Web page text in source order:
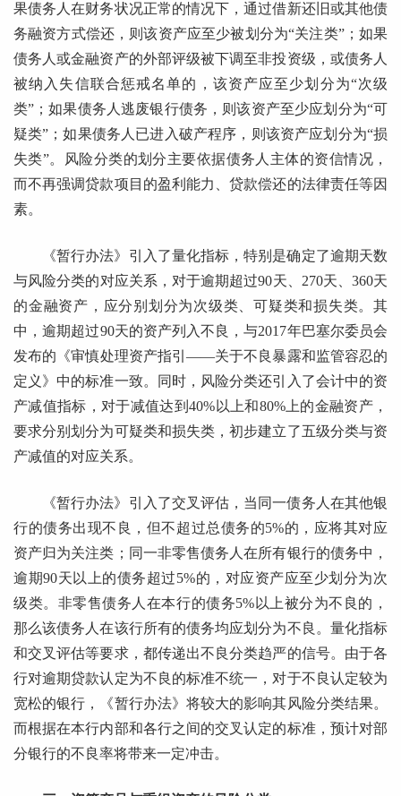
果债务人在财务状况正常的情况下，通过借新还旧或其他债
务融资方式偿还，则该资产应至少被划分为“关注类”；如果
债务人或金融资产的外部评级被下调至非投资级，或债务人
被纳入失信联合惩戒名单的，该资产应至少划分为“次级
类”；如果债务人逃废银行债务，则该资产至少应划分为“可
疑类”；如果债务人已进入破产程序，则该资产应划分为“损
失类”。风险分类的划分主要依据债务人主体的资信情况，
而不再强调贷款项目的盈利能力、贷款偿还的法律责任等因
素。
《暂行办法》引入了量化指标，特别是确定了逾期天数
与风险分类的对应关系，对于逾期超过90天、270天、360天
的金融资产，应分别划分为次级类、可疑类和损失类。其
中，逾期超过90天的资产列入不良，与2017年巴塞尔委员会
发布的《审慎处理资产指引——关于不良暴露和监管容忍的
定义》中的标准一致。同时，风险分类还引入了会计中的资
产减值指标，对于减值达到40%以上和80%上的金融资产，
要求分别划分为可疑类和损失类，初步建立了五级分类与资
产减值的对应关系。
《暂行办法》引入了交叉评估，当同一债务人在其他银
行的债务出现不良，但不超过总债务的5%的，应将其对应
资产归为关注类；同一非零售债务人在所有银行的债务中，
逾期90天以上的债务超过5%的，对应资产应至少划分为次
级类。非零售债务人在本行的债务5%以上被分为不良的，
那么该债务人在该行所有的债务均应划分为不良。量化指标
和交叉评估等要求，都传递出不良分类趋严的信号。由于各
行对逾期贷款认定为不良的标准不统一，对于不良认定较为
宽松的银行，《暂行办法》将较大的影响其风险分类结果。
而根据在本行内部和各行之间的交叉认定的标准，预计对部
分银行的不良率将带来一定冲击。